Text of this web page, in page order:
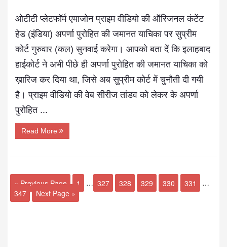
ओटीटी प्लेटफॉर्म एमाजोन प्राइम वीडियो की ऑरिजनल कंटेंट
हेड (इंडिया) अपर्णा पुरोहित की जमानत याचिका पर सुप्रीम
कोर्ट गुरुवार (कल) सुनवाई करेगा। आपको बता दें कि इलाहबाद
हाईकोर्ट ने अभी पीछे ही अपर्णा पुरोहित की जमानत याचिका को
ख़ारिज कर दिया था, जिसे अब सुप्रीम कोर्ट में चुनौती दी गयी
है। प्राइम वीडियो की वेब सीरीज तांडव को लेकर के अपर्णा
पुरोहित ...
Read More
« Previous Page 1 … 327 328 329 330 331
…
347
Next Page »